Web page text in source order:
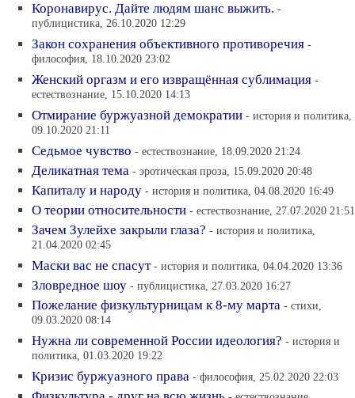
Коронавирус. Дайте людям шанс выжить. -
публицистика, 26.10.2020 12:29
Закон сохранения объективного противоречия -
философия, 18.10.2020 23:02
Женский оргазм и его извращённая сублимация -
естествознание, 15.10.2020 14:13
Отмирание буржуазной демократии - история и политика,
09.10.2020 21:11
Седьмое чувство - естествознание, 18.09.2020 21:24
Деликатная тема - эротическая проза, 15.09.2020 20:48
Капиталу и народу - история и политика, 04.08.2020 16:49
О теории относительности - естествознание, 27.07.2020 21:51
Зачем Зулейхе закрыли глаза? - история и политика,
21.04.2020 02:45
Маски вас не спасут - история и политика, 04.04.2020 13:36
Зловредное шоу - публицистика, 27.03.2020 16:27
Пожелание физкультурницам к 8-му марта - стихи,
09.03.2020 08:14
Нужна ли современной России идеология? - история и
политика, 01.03.2020 19:22
Кризис буржуазного права - философия, 25.02.2020 22:03